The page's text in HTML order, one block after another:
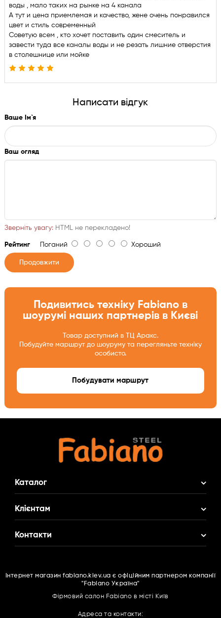
воды , мало таких на рынке на 4 канала
А тут и цена приемлемая и качество, жене очень понравился
цвет и стиль современный
Советую всем , кто хочет поставить один смеситель и
завести туда все каналы воды и не резать лишние отверстия
в столешнице или мойке
Написати відгук
Ваше Ім`я
Ваш огляд
Зверніть увагу:HTML не перекладено!
РейтингПоганий Хороший
Продовжити
Подивитись техніку Fabiano в
шоурумі наших партнерів в Києві
Товар доступний в ТЦ Аракс.
Побудуйте маршрут до шоуруму та перегляньте техніку
особисто.
Побудувати маршрут
Каталог
Акційні Комплекти
Кухонні мийки
Подрібнювачі харчових відходів
Клієнтам
Про нас
Cпівробітництво
Контакти
(063) 166 16 67
516 77 80
Інтернет магазин fabiano.kiev.ua є офіційним партнером компанії
"Fabiano Україна"
Фірмовий салон Fabiano в місті Київ
Адреса та контакти: